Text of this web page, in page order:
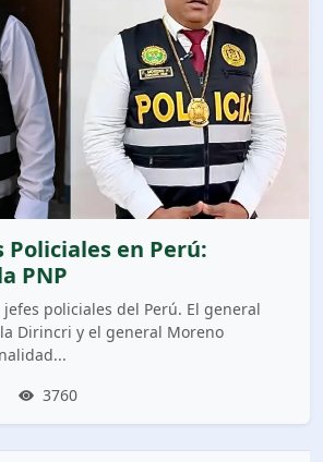
Policiales en Perú:
PNP
jefes policiales del Perú. El general
Dirincri y el general Moreno
3760